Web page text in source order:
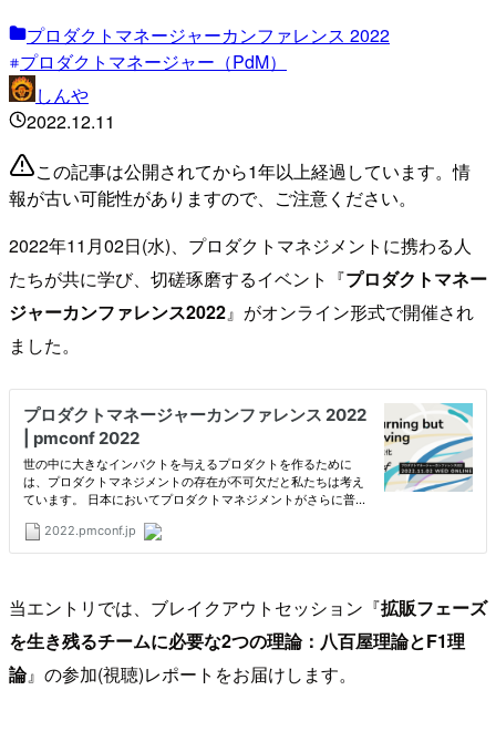
プロダクトマネージャーカンファレンス 2022
プロダクトマネージャー（PdM）
しんや
2022.12.11
この記事は公開されてから1年以上経過しています。情
報が古い可能性がありますので、ご注意ください。
2022年11月02日(水)、プロダクトマネジメントに携わる人
たちが共に学び、切磋琢磨するイベント『プロダクトマネー
ジャーカンファレンス2022』がオンライン形式で開催され
ました。
当エントリでは、ブレイクアウトセッション『拡販フェーズ
を生き残るチームに必要な2つの理論：八百屋理論とF1理
論』の参加(視聴)レポートをお届けします。